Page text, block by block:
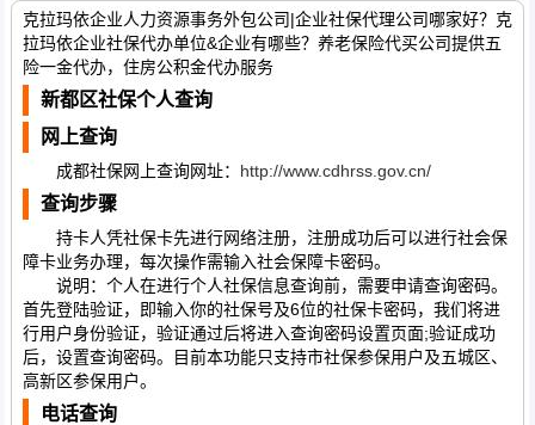
克拉玛依企业人力资源事务外包公司|企业社保代理公司哪家好？克
拉玛依企业社保代办单位&企业有哪些？养老保险代买公司提供五
险一金代办，住房公积金代办服务
新都区社保个人查询
网上查询
成都社保网上查询网址： http://www.cdhrss.gov.cn/
查询步骤
持卡人凭社保卡先进行网络注册，注册成功后可以进行社会保
障卡业务办理，每次操作需输入社会保障卡密码。
说明：个人在进行个人社保信息查询前，需要申请查询密码。
首先登陆验证，即输入你的社保号及6位的社保卡密码，我们将进
行用户身份验证，验证通过后将进入查询密码设置页面;验证成功
后，设置查询密码。目前本功能只支持市社保参保用户及五城区、
高新区参保用户。
电话查询